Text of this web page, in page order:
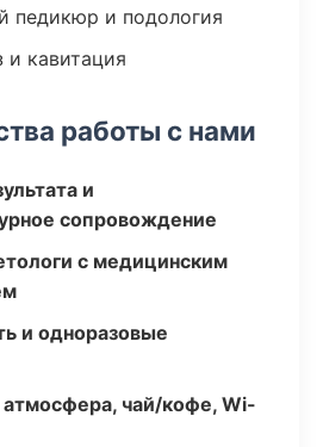
педикюр и подология
и кавитация
работы с нами
и
сопровождение
с медицинским
и одноразовые
чай/кофе, Wi-